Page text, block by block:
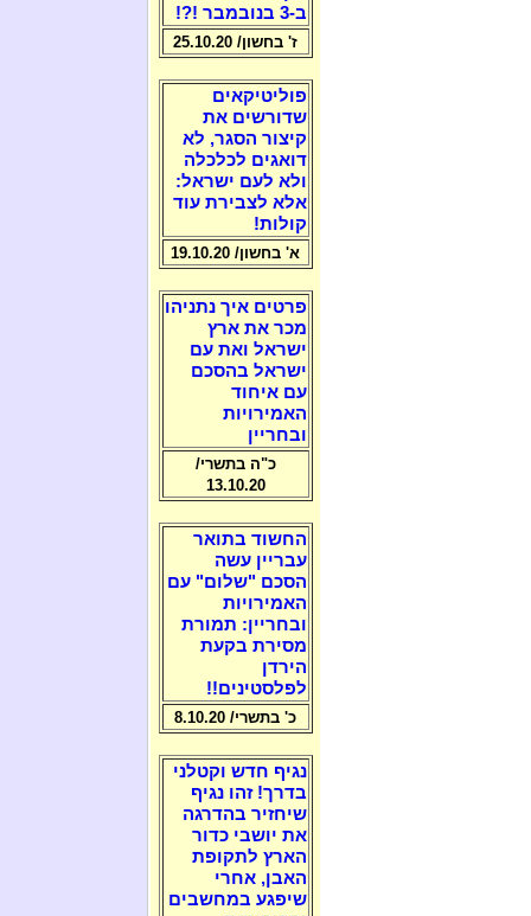
ב-3 בנובמבר !?!
ז' בחשון/ 25.10.20
פוליטיקאים
שדורשים את
קיצור הסגר, לא
דואגים לכלכלה
ולא לעם ישראל:
אלא לצבירת עוד
קולות!
א' בחשון/ 19.10.20
פרטים איך נתניהו
מכר את ארץ
ישראל ואת עם
ישראל בהסכם
עם איחוד
האמירויות
ובחריין
כ"ה בתשרי/
13.10.20
החשוד בתואר
עבריין עשה
הסכם "שלום" עם
האמירויות
ובחריין: תמורת
מסירת בקעת
הירדן
לפלסטינים!!
כ' בתשרי/ 8.10.20
נגיף חדש וקטלני
בדרך! זהו נגיף
שיחזיר בהדרגה
את יושבי כדור
הארץ לתקופת
האבן, אחרי
שיפגע במחשבים